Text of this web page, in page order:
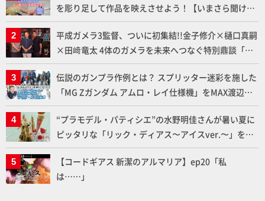
を彫り足して作品を映えさせよう！【いまさら聞けな
いプラモデルの基礎：スジ彫りとパネルライン】
平成ガメラ3監督、ついに初集結!!金子修介×樋口真嗣
×田﨑竜太 4体のガメラを未来へつなぐ特別鼎談「ガ
メラ永久保存化プロジェクト FINAL」
伝説のガンプラ作例とは？ スプリッター迷彩を施した
「MG Zガンダム アムロ・レイ仕様機」をMAX渡辺が
ふたたび塗る!!【試し読み】
“プラモデル・パティシエ”の水野明佳さんが暑い夏に
ピッタリな「リック・ディアス〜アイスver.〜」を製
作【ガンダムフォワード Vol.11抜粋】
【コードギアス 新潔のアルマリア】ep20「私
は……」